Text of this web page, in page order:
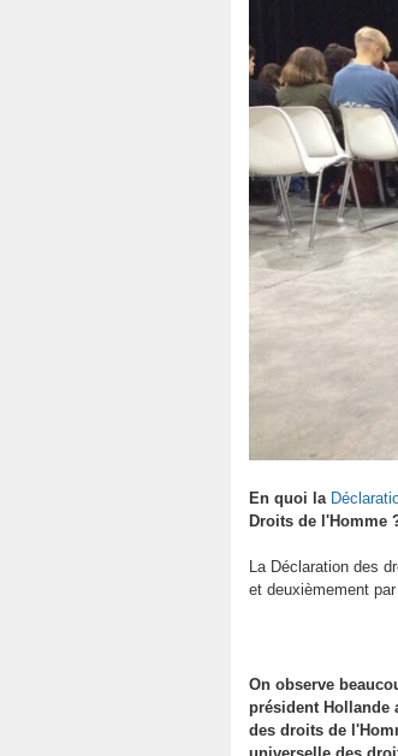
En quoi la
Droits de l'Homme
La Déclaration des
et deuxièmement
On observe
président Hollande
des droits de